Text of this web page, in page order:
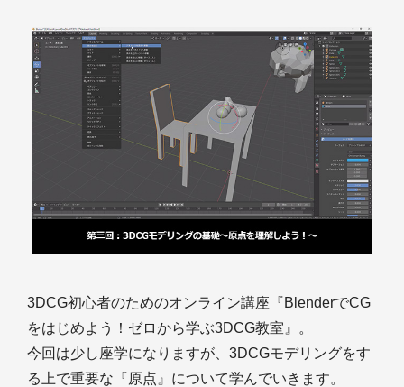
3DCG初心者のためのオンライン講座『BlenderでCG
をはじめよう！ゼロから学ぶ3DCG教室』。
今回は少し座学になりますが、3DCGモデリングをす
る上で重要な『原点』について学んでいきます。